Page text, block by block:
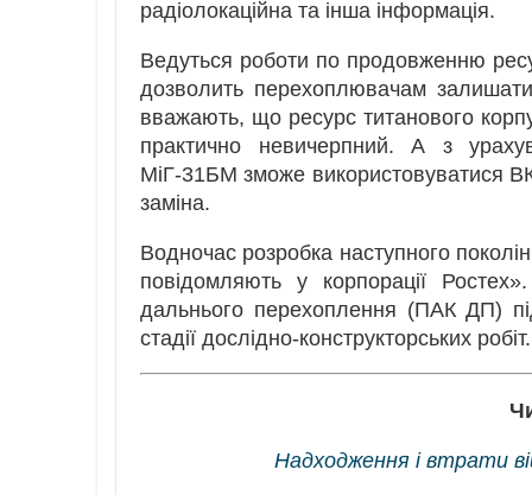
радіолокаційна та інша інформація.
Ведуться роботи по продовженню
дозволить перехоплювачам
вважають, що ресурс титанового
практично невичерпний. А з
МіГ-31БМ зможе використовуватися
заміна.
Водночас розробка наступного
повідомляють у корпорації
дальнього перехоплення (ПАК ДП)
стадії дослідно-конструкторських робіт.
Надходження і втрати